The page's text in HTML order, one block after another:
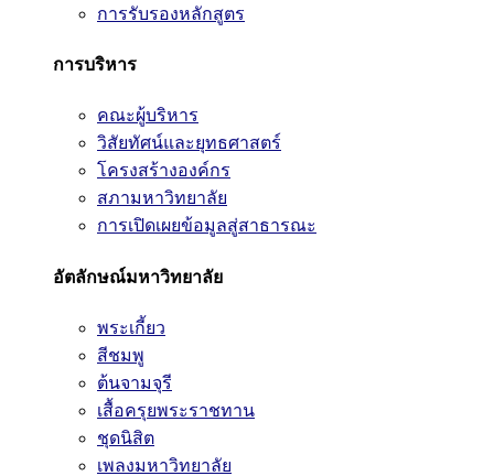
การรับรองหลักสูตร
การบริหาร
คณะผู้บริหาร
วิสัยทัศน์และยุทธศาสตร์
โครงสร้างองค์กร
สภามหาวิทยาลัย
การเปิดเผยข้อมูลสู่สาธารณะ
อัตลักษณ์มหาวิทยาลัย
พระเกี้ยว
สีชมพู
ต้นจามจุรี
เสื้อครุยพระราชทาน
ชุดนิสิต
เพลงมหาวิทยาลัย